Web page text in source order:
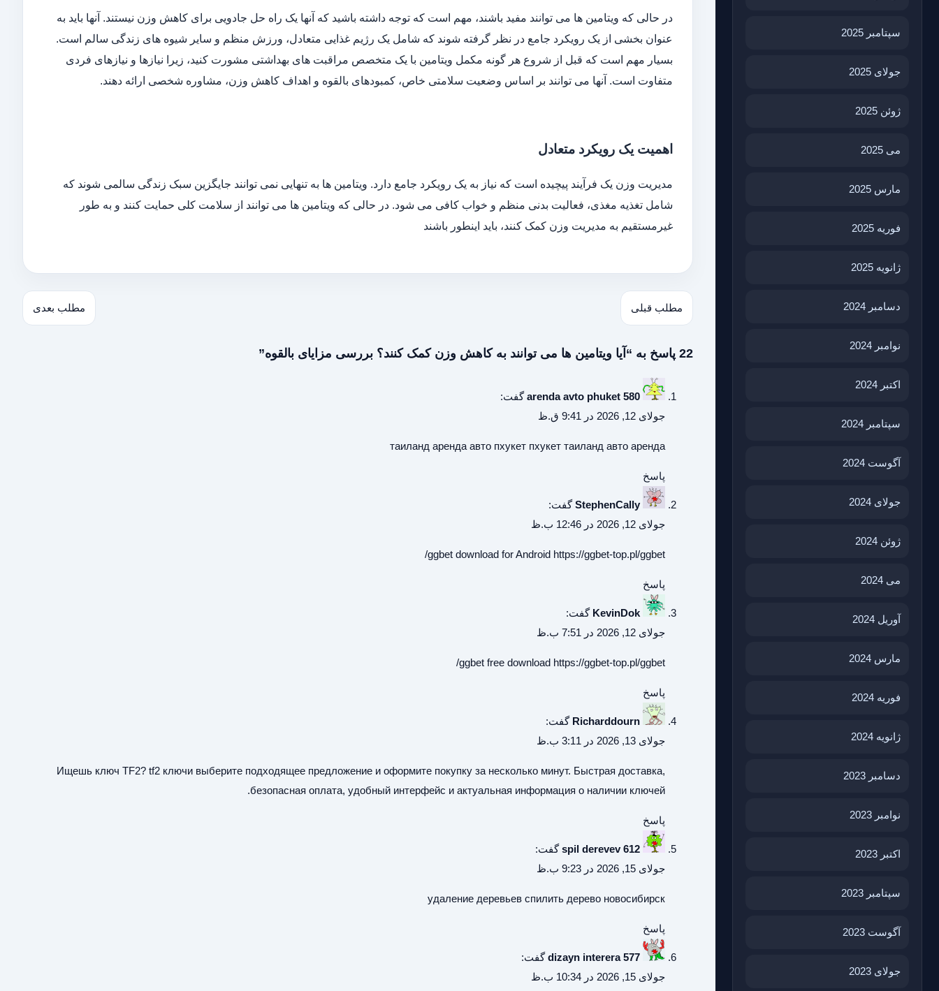
سپتامبر 2025
جولای 2025
ژوئن 2025
می 2025
مارس 2025
فوریه 2025
ژانویه 2025
دسامبر 2024
نوامبر 2024
اکتبر 2024
سپتامبر 2024
آگوست 2024
جولای 2024
ژوئن 2024
می 2024
آوریل 2024
مارس 2024
فوریه 2024
ژانویه 2024
دسامبر 2023
نوامبر 2023
اکتبر 2023
سپتامبر 2023
آگوست 2023
جولای 2023
در حالی که ویتامین ها می توانند مفید باشند، مهم است که توجه داشته باشید که آنها یک راه حل جادویی برای کاهش وزن نیستند. آنها باید به
عنوان بخشی از یک رویکرد جامع در نظر گرفته شوند که شامل یک رژیم غذایی متعادل، ورزش منظم و سایر شیوه های زندگی سالم است.
بسیار مهم است که قبل از شروع هر گونه مکمل ویتامین با یک متخصص مراقبت های بهداشتی مشورت کنید، زیرا نیازها و نیازهای فردی
متفاوت است. آنها می توانند بر اساس وضعیت سلامتی خاص، کمبودهای بالقوه و اهداف کاهش وزن، مشاوره شخصی ارائه دهند.
اهمیت یک رویکرد متعادل
مدیریت وزن یک فرآیند پیچیده است که نیاز به یک رویکرد جامع دارد. ویتامین ها به تنهایی نمی توانند جایگزین سبک زندگی سالمی شوند که
شامل تغذیه مغذی، فعالیت بدنی منظم و خواب کافی می شود. در حالی که ویتامین ها می توانند از سلامت کلی حمایت کنند و به طور
غیرمستقیم به مدیریت وزن کمک کنند، باید اینطور باشند
مطلب قبلی مطلب بعدی
22 پاسخ به “آیا ویتامین ها می توانند به کاهش وزن کمک کنند؟ بررسی مزایای بالقوه”
arenda avto phuket 580 گفت:
جولای 12, 2026 در 9:41 ق.ظ
таиланд аренда авто пхукет пхукет таиланд авто аренда
پاسخ
StephenCally گفت:
جولای 12, 2026 در 12:46 ب.ظ
ggbet download for Android https://ggbet-top.pl/ggbet/
پاسخ
KevinDok گفت:
جولای 12, 2026 در 7:51 ب.ظ
ggbet free download https://ggbet-top.pl/ggbet/
پاسخ
Richarddourn گفت:
جولای 13, 2026 در 3:11 ب.ظ
Ищешь ключ TF2? tf2 ключи выберите подходящее предложение и оформите покупку за несколько минут. Быстрая доставка,
безопасная оплата, удобный интерфейс и актуальная информация о наличии ключей.
پاسخ
spil derevev 612 گفت:
جولای 15, 2026 در 9:23 ب.ظ
удаление деревьев спилить дерево новосибирск
پاسخ
dizayn interera 577 گفت:
جولای 15, 2026 در 10:34 ب.ظ